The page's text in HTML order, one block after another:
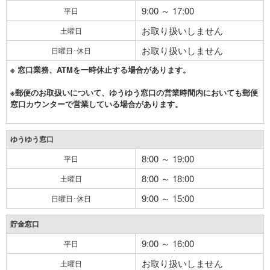
平日 9:00 ～ 17:00
土曜日 お取り扱いしません
日曜日･休日 お取り扱いしません
※ 窓口業務、ATMを一時休止する場合があります。
※郵便のお取扱いについて、ゆうゆう窓口の営業時間内においても郵便
窓口カウンターで営業している場合があります。
ゆうゆう窓口
平日 8:00 ～ 19:00
土曜日 8:00 ～ 18:00
日曜日･休日 9:00 ～ 15:00
貯金窓口
平日 9:00 ～ 16:00
土曜日 お取り扱いしません